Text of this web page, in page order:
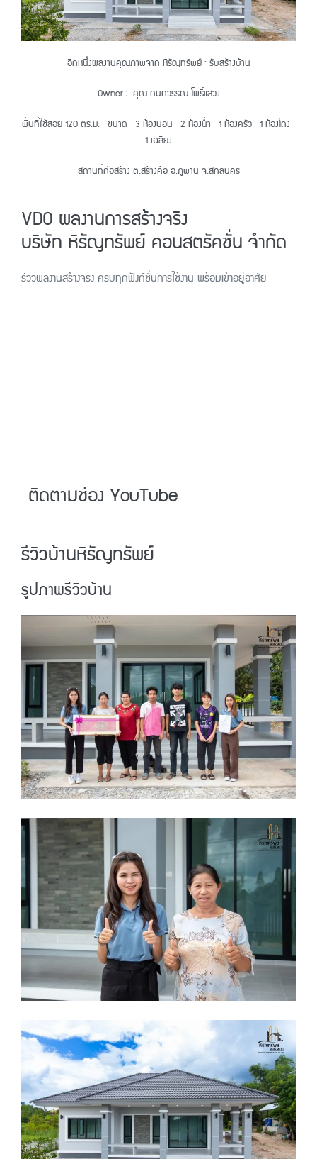
อีกหนึ่งผลงานคุณภาพจาก หิรัญทรัพย์ : รับสร้างบ้าน
Owner : คุณ กนกวรรณ โพธิ์แสวง
พื้นที่ใช้สอย 120 ตร.ม. ขนาด 3 ห้องนอน 2 ห้องน้ำ 1 ห้องครัว 1 ห้องโถง
1 เฉลียง
สถานที่ก่อสร้าง ต.สร้างค้อ อ.ภูพาน จ.สกลนคร
VDO ผลงานการสร้างจริง
บริษัท หิรัญทรัพย์ คอนสตรัคชั่น จำกัด
รีวิวผลงานสร้างจริง ครบทุกฟังก์ชั่นการใช้งาน พร้อมเข้าอยู่อาศัย
ติดตามช่อง YouTube
รีวิวบ้านหิรัญทรัพย์
รูปภาพรีวิวบ้าน